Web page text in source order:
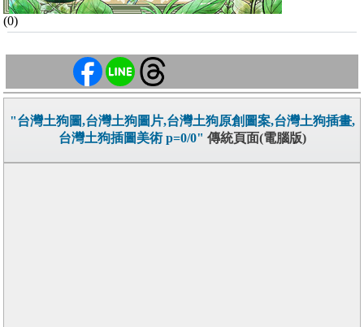
(0)
"台灣土狗圖,台灣土狗圖片,台灣土狗原創圖案,台灣土狗插畫,
台灣土狗插圖美術 p=0/0" 傳統頁面(電腦版)